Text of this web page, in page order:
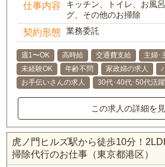
仕事内容
キッチン、トイレ、お風
グ、その他のお掃除
契約形態 業務委託
週1〜OK 高時給 交通費支給 主婦･
未経験OK
年齢不問 家政婦の求人
お手伝いさんの求人
30代･40代･50代活
この求人の詳細を
虎ノ門ヒルズ駅から徒歩10分！
掃除代行のお仕事（東京都港区）